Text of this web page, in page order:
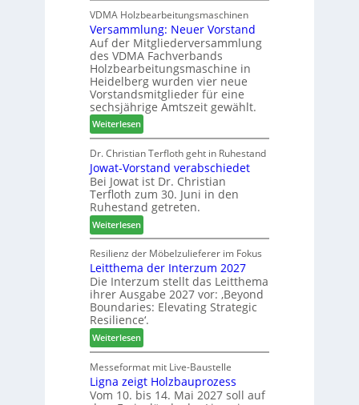
i
m
e
n
t
s
F
ü
h
r
u
n
g
n
D
H
f
o
r
d
e
r
t
N
a
c
h
b
e
s
e
r
u
n
g
e
n
VDMA Holzbearbeitungsmaschinen
Versammlung: Neuer Vorstand
Auf der Mitgliederversammlung
des VDMA Fachverbands
Holzbearbeitungsmaschine in
Heidelberg wurden vier neue
Vorstandsmitglieder für eine
sechsjährige Amtszeit gewählt.
Weiterlesen:
V
e
r
s
a
m
m
l
u
n
g
:
N
e
u
e
r
V
o
Dr. Christian Terfloth geht in Ruhestand
Jowat-Vorstand verabschiedet
Bei Jowat ist Dr. Christian
Terfloth zum 30. Juni in den
Ruhestand getreten.
Weiterlesen:
J
o
w
a
t
-
V
o
r
s
t
a
Resilienz der Möbelzulieferer im Fokus
Leitthema der Interzum 2027
Die Interzum stellt das Leitthema
ihrer Ausgabe 2027 vor: ‚Beyond
Boundaries: Elevating Strategic
Resilience‘.
Weiterlesen:
L
e
i
t
Messeformat mit Live-Baustelle
Ligna zeigt Holzbauprozess
Vom 10. bis 14. Mai 2027 soll auf